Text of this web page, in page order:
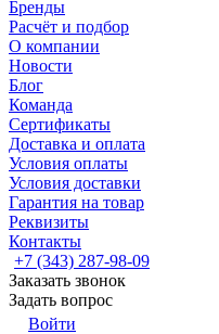
Бренды
Расчёт и подбор
О компании
Новости
Блог
Команда
Сертификаты
Доставка и оплата
Условия оплаты
Условия доставки
Гарантия на товар
Реквизиты
Контакты
+7 (343) 287-98-09
Заказать звонок
Задать вопрос
Войти